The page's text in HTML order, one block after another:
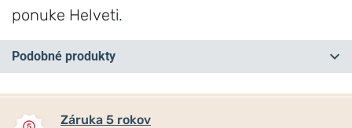
ponuke Helveti.
Podobné produkty
Záruka 5 rokov